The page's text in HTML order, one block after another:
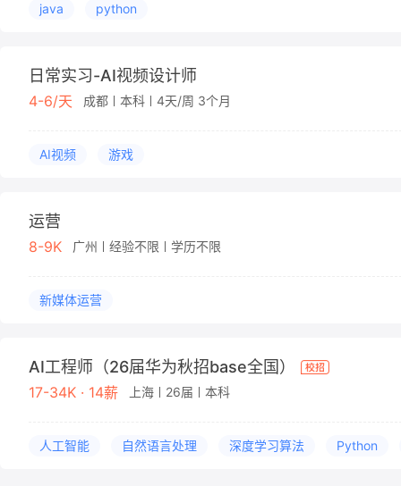
java python
日常实习-AI视频设计师
4-6/天 成都 本科 4天/周 3个月
AI视频 游戏
运营
8-9K 广州 经验不限 学历不限
新媒体运营
AI工程师（26届华为秋招base全国）
17-34K · 14薪 上海 26届 本科
人工智能 自然语言处理 深度学习算法 Python